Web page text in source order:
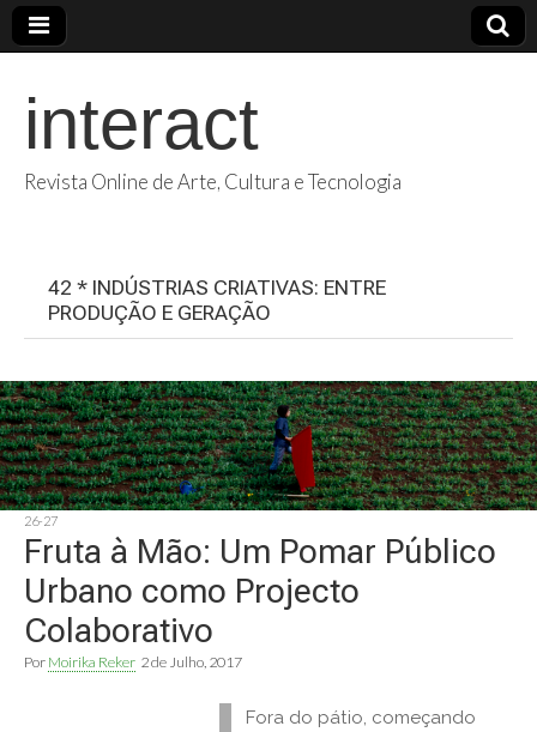
interact
Revista Online de Arte, Cultura e Tecnologia
42 * INDÚSTRIAS CRIATIVAS: ENTRE
PRODUÇÃO E GERAÇÃO
26-27
Fruta à Mão: Um Pomar Público
Urbano como Projecto
Colaborativo
Por Moirika Reker 2 de Julho, 2017
Fora do pátio, começando